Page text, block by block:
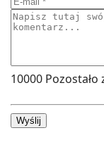
10000
Wyślij